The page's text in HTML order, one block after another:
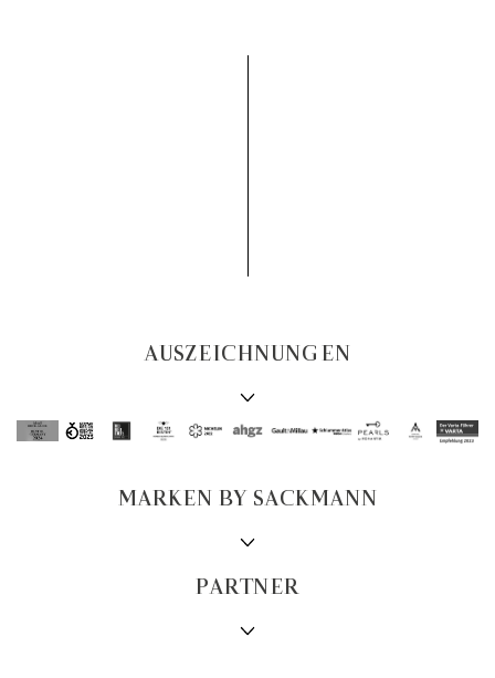
AUSZEICHNUNGEN
MARKEN BY SACKMANN
PARTNER